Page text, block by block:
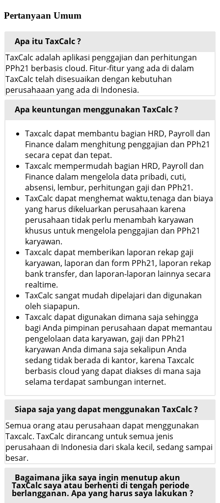
Pertanyaan Umum
Apa itu TaxCalc ?
TaxCalc adalah aplikasi penggajian dan perhitungan
PPh21 berbasis cloud. Fitur-fitur yang ada di dalam
TaxCalc telah disesuaikan dengan kebutuhan
perusahaaan yang ada di Indonesia.
Apa keuntungan menggunakan TaxCalc ?
Taxcalc dapat membantu bagian HRD, Payroll dan
Finance dalam menghitung penggajian dan PPh21
secara cepat dan tepat.
Taxcalc mempermudah bagian HRD, Payroll dan
Finance dalam mengelola data pribadi, cuti,
absensi, lembur, perhitungan gaji dan PPh21.
TaxCalc dapat menghemat waktu,tenaga dan biaya
yang harus dikeluarkan perusahaan karena
perusahaan tidak perlu menambah karyawan
khusus untuk mengelola penggajian dan PPh21
karyawan.
Taxcalc dapat memberikan laporan rekap gaji
karyawan, laporan dan form PPh21, laporan rekap
bank transfer, dan laporan-laporan lainnya secara
realtime.
TaxCalc sangat mudah dipelajari dan digunakan
oleh siapapun.
Taxcalc dapat digunakan dimana saja sehingga
bagi Anda pimpinan perusahaan dapat memantau
pengelolaan data karyawan, gaji dan PPh21
karyawan Anda dimana saja sekalipun Anda
sedang tidak berada di kantor, karena Taxcalc
berbasis cloud yang dapat diakses di mana saja
selama terdapat sambungan internet.
Siapa saja yang dapat menggunakan TaxCalc ?
Semua orang atau perusahaan dapat menggunakan
Taxcalc. TaxCalc dirancang untuk semua jenis
perusahaan di Indonesia dari skala kecil, sedang sampai
besar.
Bagaimana jika saya ingin menutup akun
TaxCalc saya atau berhenti di tengah periode
berlangganan. Apa yang harus saya lakukan ?